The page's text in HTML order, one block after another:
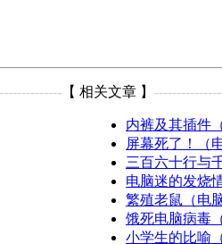
【 相关文章 】
内裤及其插件
屏幕死了！（
三百六十行与
电脑迷的发烧
繁殖老鼠（电
饿死电脑病毒
小学生的比喻